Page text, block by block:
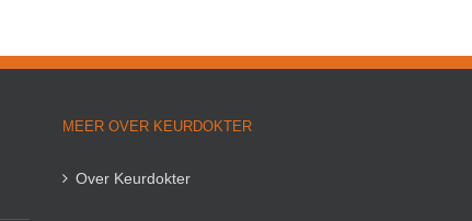
MEER OVER KEURDOKTER
Over Keurdokter